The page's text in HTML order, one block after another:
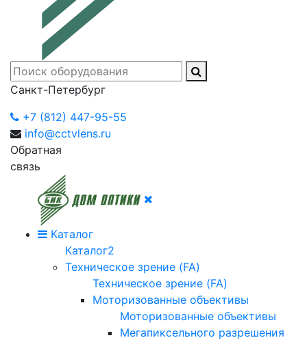
Санкт-Петербург
+7 (812) 447-95-55
info@cctvlens.ru
Обратная
связь
Каталог
Каталог2
Техническое зрение (FA)
Техническое зрение (FA)
Моторизованные объективы
Моторизованные объективы
Мегапиксельного разрешения